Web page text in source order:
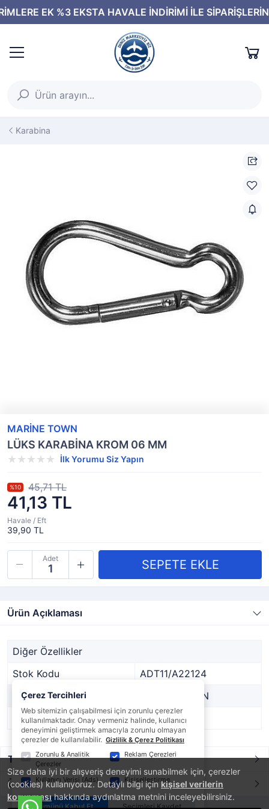
Size daha iyi bir alışveriş deneyimi sunabilmek için, çerezler
(cookies) kullanıyoruz. Detaylı bilgi içinkişisel verilerin
korunmasıhakkında aydınlatma metnini inceleyebilirsiniz.
Karabina
MARİNE TOWN
LÜKS KARABİNA KROM 06 MM
İlk Yorumu Siz Yapın
41,13 TL
%10 45,71 TL
Havale / Eft
39,90 TL
Adet
Ürün Açıklaması
Diğer Özellikler
Stok Kodu
ADT11/A22124
Marka
MARİNE TOWN
Stok Durumu
Var
Taksit / Ödeme Seçenekleri
Ürün Yorumları
Çerez Tercihleri
Web sitemizin çalışabilmesi için zorunlu çerezler
kullanılmaktadır. Onay vermeniz halinde, kullanıcı
deneyimini geliştirmek amacıyla zorunlu olmayan
çerezler de kullanılabilir. Gizlilik & Çerez Politikası
Zorunlu & Analitik
Çerezler
Reklam Çerezleri
Kullanıcı Verisi (Ads) Kişiselleştirme
Tümünü Kabul Et Seçimleri Kaydet